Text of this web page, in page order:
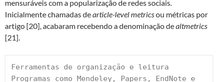
mensuráveis com a popularização de redes sociais.
Inicialmente chamadas dearticle-level metricsou métricas por
artigo [20], acabaram recebendo a denominação dealtmetrics
[21].
Ferramentas de organização e leitura
Programas como Mendeley, Papers, EndNote e